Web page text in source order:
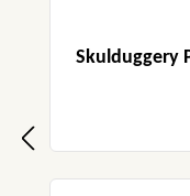
Skulduggery